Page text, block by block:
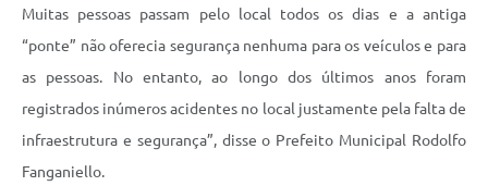
Muitas pessoas passam pelo local todos os dias e a antiga
“ponte” não oferecia segurança nenhuma para os veículos e para
as pessoas. No entanto, ao longo dos últimos anos foram
registrados inúmeros acidentes no local justamente pela falta de
infraestrutura e segurança”, disse o Prefeito Municipal Rodolfo
Fanganiello.